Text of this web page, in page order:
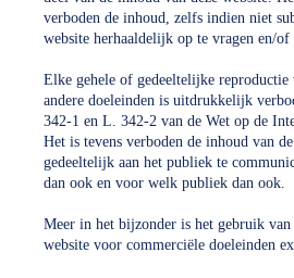
verboden de inhoud, zelfs indien niet
website herhaaldelijk op te vragen en/of
Elke gehele of gedeeltelijke reproductie
andere doeleinden is uitdrukkelijk
342-1 en L. 342-2 van de Wet op de
Het is tevens verboden de inhoud van
gedeeltelijk aan het publiek te
dan ook en voor welk publiek dan ook.
Meer in het bijzonder is het gebruik van
website voor commerciële doeleinden